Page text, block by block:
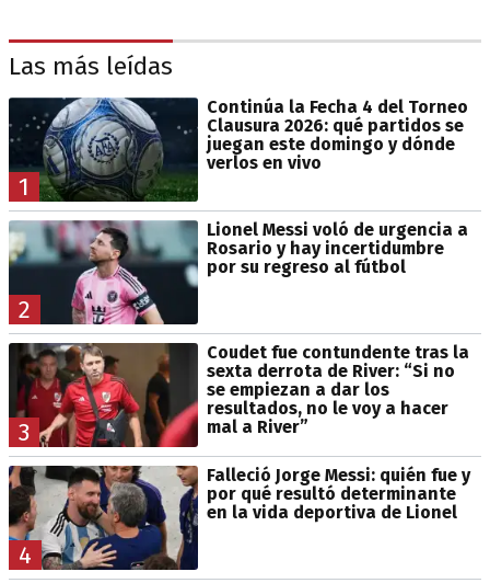
Las más leídas
1
Continúa la Fecha 4 del Torneo
Clausura 2026: qué partidos se
juegan este domingo y dónde
verlos en vivo
2
Lionel Messi voló de urgencia a
Rosario y hay incertidumbre
por su regreso al fútbol
3
Coudet fue contundente tras la
sexta derrota de River: “Si no
se empiezan a dar los
resultados, no le voy a hacer
mal a River”
4
Falleció Jorge Messi: quién fue y
por qué resultó determinante
en la vida deportiva de Lionel